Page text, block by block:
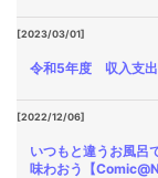
[2023/03/01]
令和5年度 収入支出
[2022/12/06]
いつもと違うお風呂
味わおう【